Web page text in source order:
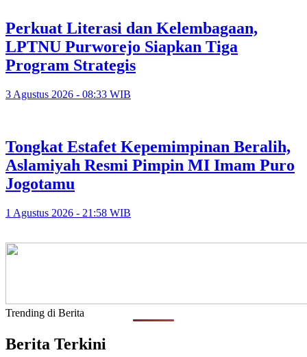
Perkuat Literasi dan Kelembagaan,
LPTNU Purworejo Siapkan Tiga
Program Strategis
3 Agustus 2026 - 08:33 WIB
Tongkat Estafet Kepemimpinan Beralih,
Aslamiyah Resmi Pimpin MI Imam Puro
Jogotamu
1 Agustus 2026 - 21:58 WIB
Trending di Berita
Berita Terkini